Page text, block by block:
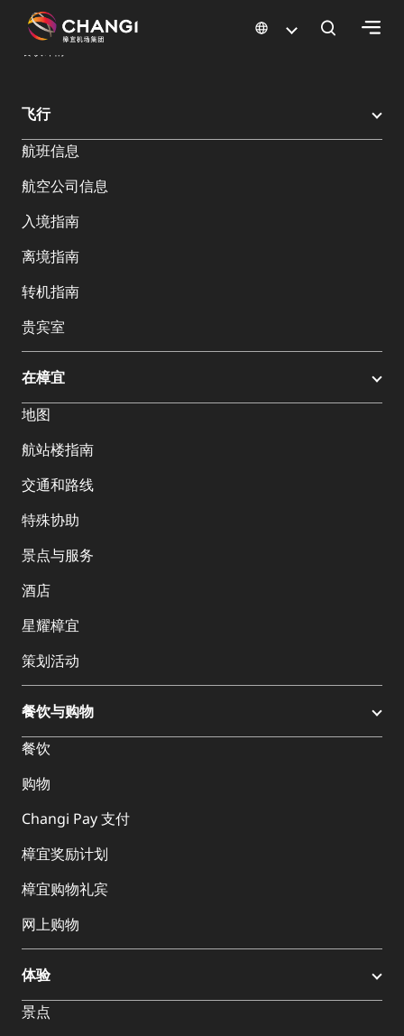
所
樟
宜
网
站:
选
择
言:
樟宜机场 樟宜机场餐饮与购物
餐饮指南：餐厅和美食 | 樟宜机场
飞行
航班信息
航空公司信息
入境指南
离境指南
转机指南
贵宾室
在樟宜
地图
航站楼指南
交通和路线
特殊协助
景点与服务
酒店
星耀樟宜
策划活动
餐饮与购物
餐饮
购物
Changi Pay 支付
樟宜奖励计划
樟宜购物礼宾
网上购物
体验
景点